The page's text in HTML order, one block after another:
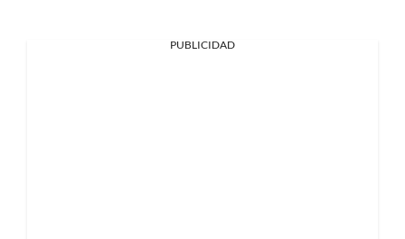
PUBLICIDAD